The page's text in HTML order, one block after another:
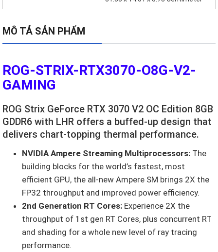
MÔ TẢ SẢN PHẨM
ROG-STRIX-RTX3070-O8G-V2-
GAMING
ROG Strix GeForce RTX 3070 V2 OC Edition 8GB
GDDR6 with LHR offers a buffed-up design that
delivers chart-topping thermal performance.
NVIDIA Ampere Streaming Multiprocessors: The
building blocks for the world’s fastest, most
efficient GPU, the all-new Ampere SM brings 2X the
FP32 throughput and improved power efficiency.
2nd Generation RT Cores: Experience 2X the
throughput of 1st gen RT Cores, plus concurrent RT
and shading for a whole new level of ray tracing
performance.